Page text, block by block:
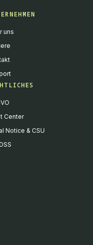
uns
Center
Notice & CSU
site to better
all. For more